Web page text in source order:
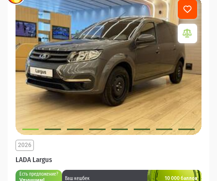
LADA Largus
2026
Есть предложение?
Ваш кешбек 10 000 баллов